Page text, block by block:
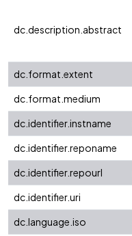
dc.description.abstract
dc.format.extent
dc.format.medium
dc.identifier.instname
dc.identifier.reponame
dc.identifier.repourl
dc.identifier.uri
dc.language.iso